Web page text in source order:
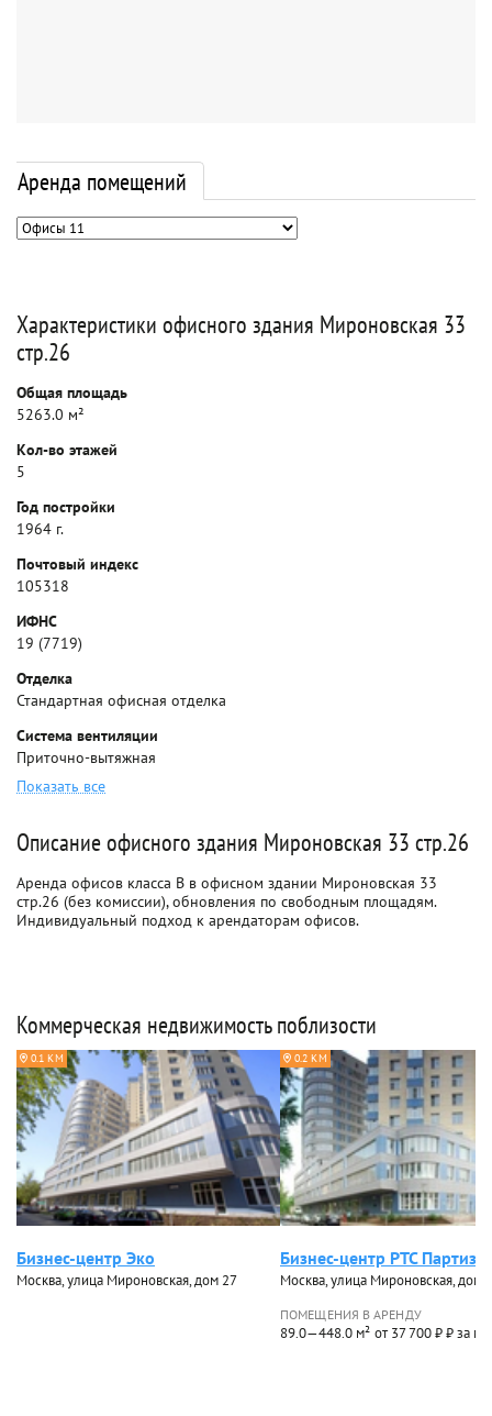
Аренда помещений
Характеристики офисного здания Мироновская 33
стр.26
Общая площадь
5263.0 м²
Кол-во этажей
5
Год постройки
1964 г.
Почтовый индекс
105318
ИФНС
19 (7719)
Отделка
Стандартная офисная отделка
Система вентиляции
Приточно-вытяжная
Показать все
Описание офисного здания Мироновская 33 стр.26
Аренда офисов класса B в офисном здании Мироновская 33
стр.26 (без комиссии), обновления по свободным площадям.
Индивидуальный подход к арендаторам офисов.
Коммерческая недвижимость поблизости
0.1 КМ
Бизнес-центр Эко
Москва, улица Мироновская, дом 27
0.2 КМ
Бизнес-центр РТС
Москва, улица Мироновская, дом
ПОМЕЩЕНИЯ В АРЕНДУ
89.0—448.0 м² от 37 700 ₽ ₽ за